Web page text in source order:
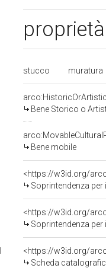
stucco
muratura
Bene Storico o
Bene mobile
<https://w3id.org/
Soprintendenza
<https://w3id.org/
Soprintendenza per i
<https://w3id.org/
Scheda